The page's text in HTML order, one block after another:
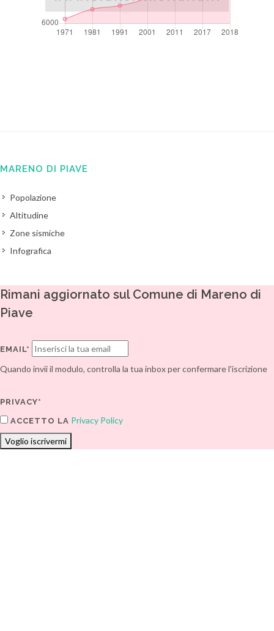
MARENO DI PIAVE
Popolazione
Altitudine
Zone sismiche
Infografica
Rimani aggiornato sul Comune di Mareno di
Piave
EMAIL*
Quando invii il modulo, controlla la tua inbox per confermare l'iscrizione
PRIVACY*
ACCETTO LA Privacy Policy
Voglio iscrivermi